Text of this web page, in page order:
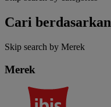
Cari berdasarkan
Skip search by Merek
Merek